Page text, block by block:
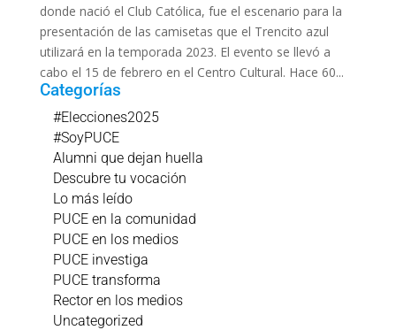
donde nació el Club Católica, fue el escenario para la
presentación de las camisetas que el Trencito azul
utilizará en la temporada 2023. El evento se llevó a
cabo el 15 de febrero en el Centro Cultural. Hace 60...
Categorías
#Elecciones2025
#SoyPUCE
Alumni que dejan huella
Descubre tu vocación
Lo más leído
PUCE en la comunidad
PUCE en los medios
PUCE investiga
PUCE transforma
Rector en los medios
Uncategorized